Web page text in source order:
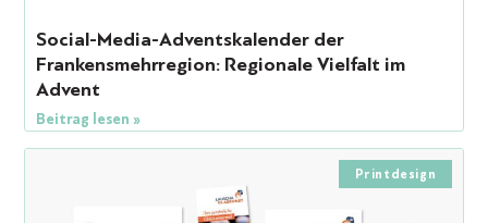
Social-Media-Adventskalender der
Frankensmehrregion: Regionale Vielfalt im
Advent
Beitrag lesen »
Printdesign